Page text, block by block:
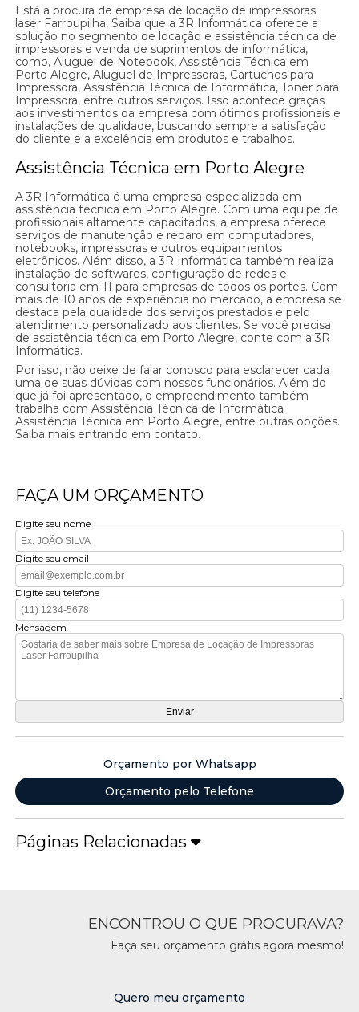
Está a procura de empresa de locação de impressoras
laser Farroupilha, Saiba que a 3R Informática oferece a
solução no segmento de locação e assistência técnica de
impressoras e venda de suprimentos de informática,
como, Aluguel de Notebook, Assistência Técnica em
Porto Alegre, Aluguel de Impressoras, Cartuchos para
Impressora, Assistência Técnica de Informática, Toner para
Impressora, entre outros serviços. Isso acontece graças
aos investimentos da empresa com ótimos profissionais e
instalações de qualidade, buscando sempre a satisfação
do cliente e a excelência em produtos e trabalhos.
Assistência Técnica em Porto Alegre
A 3R Informática é uma empresa especializada em
assistência técnica em Porto Alegre. Com uma equipe de
profissionais altamente capacitados, a empresa oferece
serviços de manutenção e reparo em computadores,
notebooks, impressoras e outros equipamentos
eletrônicos. Além disso, a 3R Informática também realiza
instalação de softwares, configuração de redes e
consultoria em TI para empresas de todos os portes. Com
mais de 10 anos de experiência no mercado, a empresa se
destaca pela qualidade dos serviços prestados e pelo
atendimento personalizado aos clientes. Se você precisa
de assistência técnica em Porto Alegre, conte com a 3R
Informática.
Por isso, não deixe de falar conosco para esclarecer cada
uma de suas dúvidas com nossos funcionários. Além do
que já foi apresentado, o empreendimento também
trabalha com Assistência Técnica de Informática
Assistência Técnica em Porto Alegre, entre outras opções.
Saiba mais entrando em contato.
FAÇA UM ORÇAMENTO
Digite seu nome
Digite seu email
Digite seu telefone
Mensagem
Orçamento por Whatsapp
Orçamento pelo Telefone
Páginas Relacionadas
ENCONTROU O QUE PROCURAVA?
Faça seu orçamento grátis agora mesmo!
Quero meu orçamento